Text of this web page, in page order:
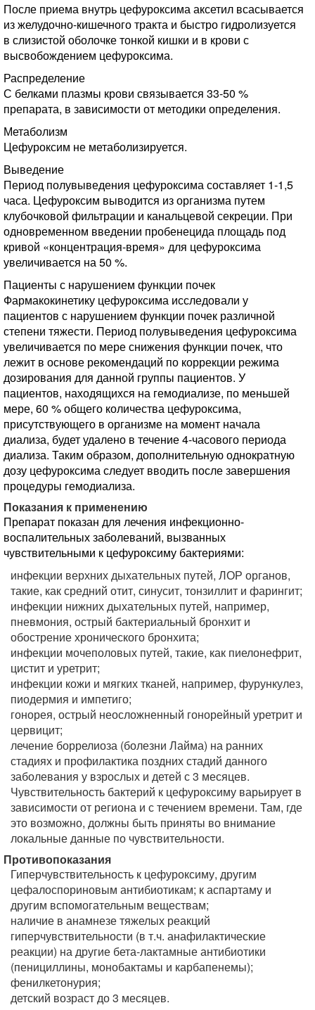
После приема внутрь цефуроксима аксетил всасывается
из желудочно-кишечного тракта и быстро гидролизуется
в слизистой оболочке тонкой кишки и в крови с
высвобождением цефуроксима.
Распределение
С белками плазмы крови связывается 33-50 %
препарата, в зависимости от методики определения.
Метаболизм
Цефуроксим не метаболизируется.
Выведение
Период полувыведения цефуроксима составляет 1-1,5
часа. Цефуроксим выводится из организма путем
клубочковой фильтрации и канальцевой секреции. При
одновременном введении пробенецида площадь под
кривой «концентрация-время» для цефуроксима
увеличивается на 50 %.
Пациенты с нарушением функции почек
Фармакокинетику цефуроксима исследовали у
пациентов с нарушением функции почек различной
степени тяжести. Период полувыведения цефуроксима
увеличивается по мере снижения функции почек, что
лежит в основе рекомендаций по коррекции режима
дозирования для данной группы пациентов. У
пациентов, находящихся на гемодиализе, по меньшей
мере, 60 % общего количества цефуроксима,
присутствующего в организме на момент начала
диализа, будет удалено в течение 4-часового периода
диализа. Таким образом, дополнительную однократную
дозу цефуроксима следует вводить после завершения
процедуры гемодиализа.
Показания к применению
Препарат показан для лечения инфекционно-
воспалительных заболеваний, вызванных
чувствительными к цефуроксиму бактериями:
инфекции верхних дыхательных путей, ЛОР органов,
такие, как средний отит, синусит, тонзиллит и фарингит;
инфекции нижних дыхательных путей, например,
пневмония, острый бактериальный бронхит и
обострение хронического бронхита;
инфекции мочеполовых путей, такие, как пиелонефрит,
цистит и уретрит;
инфекции кожи и мягких тканей, например, фурункулез,
пиодермия и импетиго;
гонорея, острый неосложненный гонорейный уретрит и
цервицит;
лечение боррелиоза (болезни Лайма) на ранних
стадиях и профилактика поздних стадий данного
заболевания у взрослых и детей с 3 месяцев.
Чувствительность бактерий к цефуроксиму варьирует в
зависимости от региона и с течением времени. Там, где
это возможно, должны быть приняты во внимание
локальные данные по чувствительности.
Противопоказания
Гиперчувствительность к цефуроксиму, другим
цефалоспориновым антибиотикам; к аспартаму и
другим вспомогательным веществам;
наличие в анамнезе тяжелых реакций
гиперчувствительности (в т.ч. анафилактические
реакции) на другие бета-лактамные антибиотики
(пенициллины, монобактамы и карбапенемы);
фенилкетонурия;
детский возраст до 3 месяцев.